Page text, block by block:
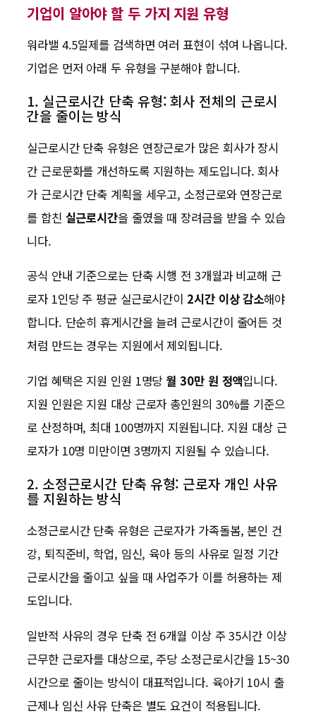
기업이 알아야 할 두 가지 지원 유형
워라밸 4.5일제를 검색하면 여러 표현이 섞여 나옵니다.
기업은 먼저 아래 두 유형을 구분해야 합니다.
1. 실근로시간 단축 유형: 회사 전체의 근로시
간을 줄이는 방식
실근로시간 단축 유형은 연장근로가 많은 회사가 장시
간 근로문화를 개선하도록 지원하는 제도입니다. 회사
가 근로시간 단축 계획을 세우고, 소정근로와 연장근로
를 합친 실근로시간을 줄였을 때 장려금을 받을 수 있습
니다.
공식 안내 기준으로는 단축 시행 전 3개월과 비교해 근
로자 1인당 주 평균 실근로시간이 2시간 이상 감소해야
합니다. 단순히 휴게시간을 늘려 근로시간이 줄어든 것
처럼 만드는 경우는 지원에서 제외됩니다.
기업 혜택은 지원 인원 1명당 월 30만 원 정액입니다.
지원 인원은 지원 대상 근로자 총인원의 30%를 기준으
로 산정하며, 최대 100명까지 지원됩니다. 지원 대상 근
로자가 10명 미만이면 3명까지 지원될 수 있습니다.
2. 소정근로시간 단축 유형: 근로자 개인 사유
를 지원하는 방식
소정근로시간 단축 유형은 근로자가 가족돌봄, 본인 건
강, 퇴직준비, 학업, 임신, 육아 등의 사유로 일정 기간
근로시간을 줄이고 싶을 때 사업주가 이를 허용하는 제
도입니다.
일반적 사유의 경우 단축 전 6개월 이상 주 35시간 이상
근무한 근로자를 대상으로, 주당 소정근로시간을 15~30
시간으로 줄이는 방식이 대표적입니다. 육아기 10시 출
근제나 임신 사유 단축은 별도 요건이 적용됩니다.